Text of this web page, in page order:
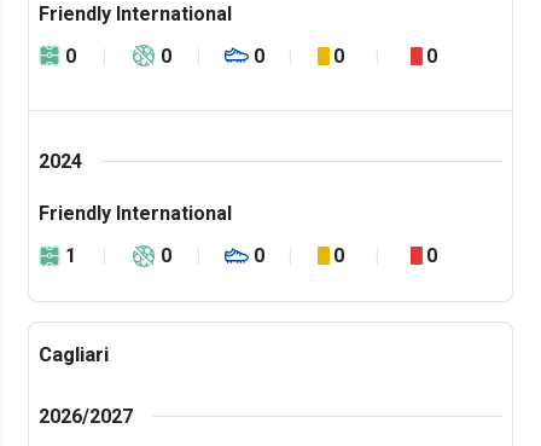
Friendly International
0
0 0 0 0
2024
Friendly International
1
0 0 0 0
Cagliari
2026/2027